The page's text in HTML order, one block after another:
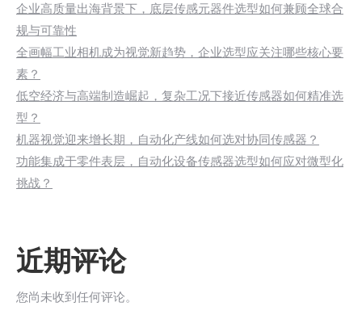
企业高质量出海背景下，底层传感元器件选型如何兼顾全球合
规与可靠性
全画幅工业相机成为视觉新趋势，企业选型应关注哪些核心要
素？
低空经济与高端制造崛起，复杂工况下接近传感器如何精准选
型？
机器视觉迎来增长期，自动化产线如何选对协同传感器？
功能集成于零件表层，自动化设备传感器选型如何应对微型化
挑战？
近期评论
您尚未收到任何评论。